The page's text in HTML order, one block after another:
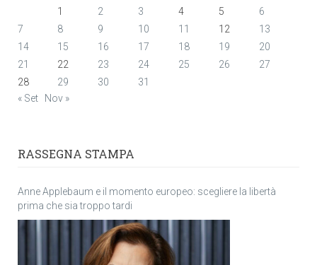
1
2 3 4 5
6
7
8 9 10 11 12
13
14
15 16 17 18 19
20
21
22 23 24 25 26
27
28
29 30
31
« Set
Nov »
RASSEGNA STAMPA
Anne Applebaum e il momento europeo: scegliere la libertà
prima che sia troppo tardi